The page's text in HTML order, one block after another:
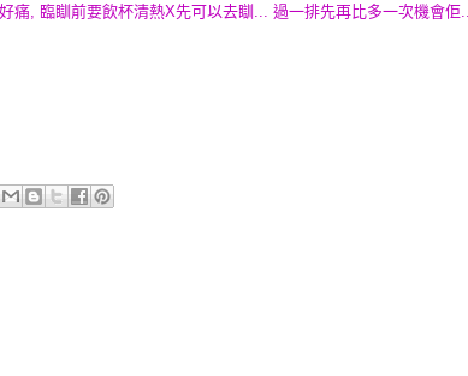
痛, 臨瞓前要飲杯清熱X先可以去瞓... 過一排先再比多一次機會佢...